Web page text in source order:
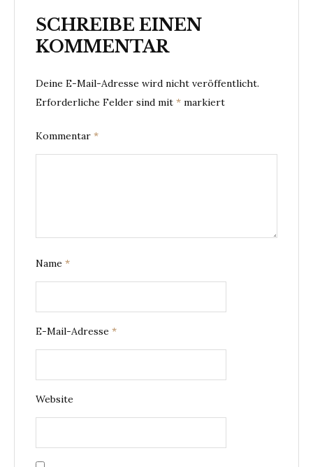
SCHREIBE EINEN
KOMMENTAR
Deine E-Mail-Adresse wird nicht veröffentlicht.
Erforderliche Felder sind mit * markiert
Kommentar *
Name *
E-Mail-Adresse *
Website